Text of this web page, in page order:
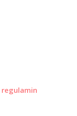
regulamin